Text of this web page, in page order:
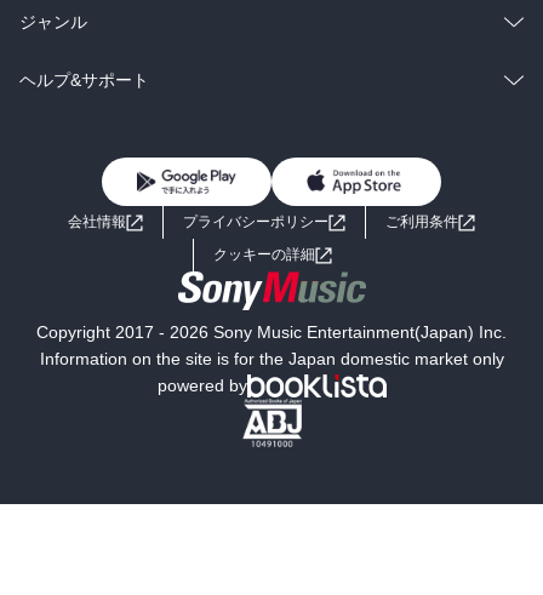
BL・TL
雑誌・グラビア
BL・TL
ラノベ
雑誌・グラビア
総合
ラノベ
ジャンル
コミック
ライトノベル 男子向けラノベ
小説
海外小説
ミステリー SF
文学
ヘルプ&サポート
よくあるご質問 お問い合わせ
会社情報 プライバシーポリシー
ご利用条件
クッキーの詳細
Copyright 2017 - 2026 Sony Music Entertainment(Japan) Inc.
Information on the site is for the Japan domestic market only
powered by